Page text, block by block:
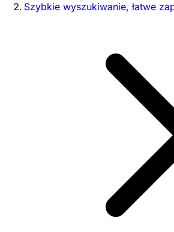
Szybkie wyszukiwanie, łatwe